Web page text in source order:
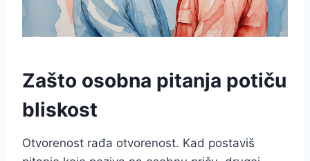
Zašto osobna pitanja potiču
bliskost
Otvorenost rađa otvorenost. Kad postaviš